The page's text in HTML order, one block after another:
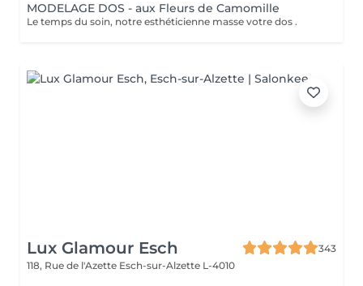
MODELAGE DOS - aux Fleurs de Camomille
Le temps du soin, notre esthéticienne masse votre dos .
Lux Glamour Esch
343
118, Rue de l'Azette Esch-sur-Alzette L-4010